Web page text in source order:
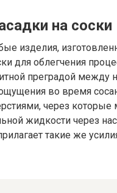
на соски
изделия,
для облегчения
преградой между
во время
через которые
жидкости через
такие же